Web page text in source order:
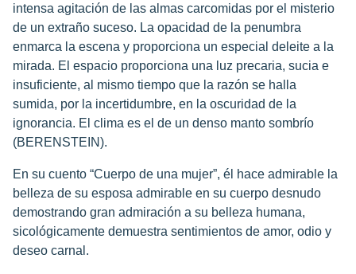
intensa agitación de las almas carcomidas por el misterio
de un extraño suceso. La opacidad de la penumbra
enmarca la escena y proporciona un especial deleite a la
mirada. El espacio proporciona una luz precaria, sucia e
insuficiente, al mismo tiempo que la razón se halla
sumida, por la incertidumbre, en la oscuridad de la
ignorancia. El clima es el de un denso manto sombrío
(BERENSTEIN).
En su cuento “Cuerpo de una mujer”, él hace admirable la
belleza de su esposa admirable en su cuerpo desnudo
demostrando gran admiración a su belleza humana,
sicológicamente demuestra sentimientos de amor, odio y
deseo carnal.